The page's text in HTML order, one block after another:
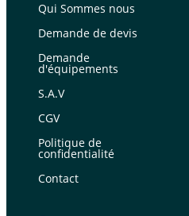
Qui Sommes nous
Demande de devis
Demande
d'équipements
S.A.V
CGV
Politique de
confidentialité
Contact